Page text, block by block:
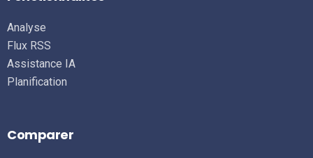
Analyse
Flux RSS
Assistance IA
Planification
Comparer